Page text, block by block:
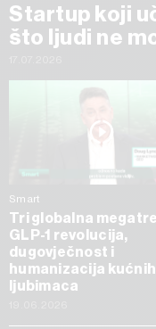
Startup koji
što ljudi ne
Smart
Tri globalna
GLP-1 revolucija,
dugovječnost i
humanizacija kućnih
ljubimaca